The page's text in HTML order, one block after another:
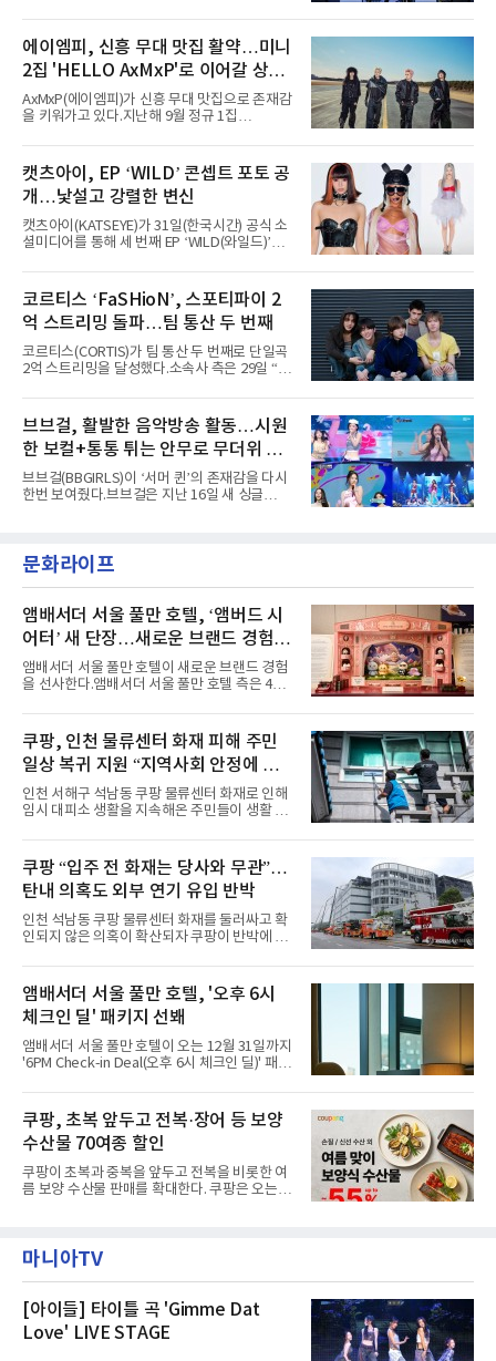
서 열린 ‘롤라팔루자 시카고’(Lollapalooza
Chicago)의 알리안츠 스테이지에 올랐다”며
“총 14곡으로 구성된 세트리스트를 선사, 데뷔 7
년 차다운 노련한 무대 매너와 파워풀한 에너지
로 현장의 분위기를 압도했다”고 밝혔다.1991
년 시작된 ‘롤라팔루자’는 8개 스테이지, 170여
팀의 아티스트와 40만 명 이상의 관객이 운집하
코르티스 등 K팝 스타들이 출연진 명단에 이름
을 올렸다.이날 에스파는
에이엠피, 신흥 무대 맛집 활약…미니
2집 'HELLO AxMxP'로 이어갈 상승
세
AxMxP(에이엠피)가 신흥 무대 맛집으로 존재감
을 키워가고 있다.지난해 9월 정규 1집
AxMxP는 데뷔 전부터 버스킹과 각종 페스티벌,
공연 무대에 오르며 실전 경험을 쌓아왔다.이들
은 소속사 패밀리 콘서트를 비롯해 '뷰티풀 민트
라이프 2025', '2025 부산국제록페스티벌' 등 대
형 무대에 잇달아 출연해 당찬 에너지와 풋풋한
매력으로 음악팬들의 눈도장을 찍었다.이후
AxMxP는 '카운트다운 판타지 2025-2026',
정적인 실력을 입증했고, 올해 '2026 어썸뮤직
페스티벌', '뷰티풀 민트 라이프 2026', '2026
캣츠아이, EP ‘WILD’ 콘셉트 포토 공
개…낯설고 강렬한 변신
캣츠아이(KATSEYE)가 31일(한국시간) 공식 소
셜미디어를 통해 세 번째 EP ‘WILD(와일드)’의
heart(와일드 하트)’라는 제목이 붙은 콘셉트 포
토에는 멤버들의 본능적이고 야성적인 면모가
강렬하게 담겼다. 짙은 아이섀도와 푸른빛·금빛·
붉은빛의 컬러 렌즈가 비현실적인 분위기를 자
아내고, 여러 원색이 불규칙하게 뒤섞인 멀티컬
러 헤어와 과감한 블루·블랙 립 메이크업이 낯설
고도 매혹적인 비주얼을 완성했다.스타일링 역
엣을 거침없이 결합했다. 멤버들은 각기 다른 개
성을 살린 스타일링을 선
코르티스 ‘FaSHioN’, 스포티파이 2
억 스트리밍 돌파…팀 통산 두 번째
코르티스(CORTIS)가 팀 통산 두 번째로 단일곡
2억 스트리밍을 달성했다.소속사 측은 29일 “코
벌 오디오·음원 스트리밍 플랫폼 스포티파이에
서 27일 자로 누적 재생 수 2억 회를 돌파했
다”고 밝혔다.곡이 발표된 지 약 10개월 만이다.
팀의 첫 번째 2억 스트리밍 곡은 동일 음반에 수
록된 ‘GO!’다. 이 노래는 공개 약 9개월 만인 지
난달 26일 자에 2억 고지를 밟았다. 이는 최근 5
년 내 데뷔한 보이그룹의 곡 중 최단기 2억 달성
했다. “내 티, 5 bucks 바지는, 만원” 등 멤버들
의 라이프 스타일
브브걸, 활발한 음악방송 활동…시원
한 보컬+통통 튀는 안무로 무더위 사
냥
브브걸(BBGIRLS)이 ‘서머 퀸’의 존재감을 다시
한번 보여줬다.브브걸은 지난 16일 새 싱글
MBC '쇼! 음악중심', SBS '인기가요' 등 주요 음
악방송 무대에 올라 화려한 퍼포먼스를 펼쳤다.
력을 앞세워 매 무대 색다른 볼거리를 선사했다.
특히 화사한 파스텔 톤의 비치웨어부터 청량한
마린룩, 햇살 아래 반짝이는 물결을 연상시키는
스커트, 강렬한 붉은 계열의 스타일링까지 각기
다른 매력을 선보였다. 브브걸은 다채로운 여름
패션을 완벽하게 소화하며 보
문화라이프
앰배서더 서울 풀만 호텔, ‘앰버드 시
어터’ 새 단장…새로운 브랜드 경험 선
사
앰배서더 서울 풀만 호텔이 새로운 브랜드 경험
을 선사한다.앰배서더 서울 풀만 호텔 측은 4일
이야기를 담은 인형 극장 콘셉트의 공간 ‘앰버드
시어터(Ambird Theater)’를 새롭게 선보인
다”고 밝혔다.앰배서더 서울 풀만 호텔은 로비
한편에 마련된 앰버드 존을 통해 앰버드의 세계
관을 소개해왔다. 앰버드 존은 앰버드가 우주여
행 중 수집한 다양한 굿즈를 전시한 '앰버드 플래
닛(Ambird Planet)과 계절별 플라워 연출로 사
라 극장을 모티브로 한 데코레이션으로 구성됐
다. 무대 공간 및 티켓 박스
쿠팡, 인천 물류센터 화재 피해 주민
일상 복귀 지원 “지역사회 안정에 총
력”
인천 서해구 석남동 쿠팡 물류센터 화재로 인해
임시 대피소 생활을 지속해온 주민들이 생활 터
필먼트서비스(CFS)가 지난 28일부터 화재 피해
주민을 대상으로 전문 출장 청소서비스 지원에
나섬으로써 본격적인 지역사회 복구 작업이 시
작된 것이다.대피소 주민 중심 청소 접수, 첫날
부터 2가구 지원 완료CFS는 신현초등학교, 신
현북초등학교, 신현여자중학교 등 인천 서해구
관내 임시 대피소 3곳에서 체류해온 화재 피해
민들의 호응 속에 CFS는 즉시 행동에 나섰다. 지
난 28일 오후 전문 청소업체와
쿠팡 “입주 전 화재는 당사와 무관”…
탄내 의혹도 외부 연기 유입 반박
인천 석남동 쿠팡 물류센터 화재를 둘러싸고 확
인되지 않은 의혹이 확산되자 쿠팡이 반박에 나
에 대해서는 외부 화재 연기 유입이라고 설명했
고, 2023년 같은 물류센터에서 발생한 화재에
대해서도 쿠팡 입주 전 공사 과정에서 벌어진 일
이라며 선을 그었다.쿠팡은 21일 인천 물류센터
내부에서 불이 타는 냄새가 났다는 의혹과 관련
해 “사실무근”이라는 입장을 밝혔다.회사 측은
“인근에서 지난 15일 다른 회사에서 발생한 대
것으로 확인됐다”고 설명했다.이어 “정확한 화
재 원인은 추후 조사될
앰배서더 서울 풀만 호텔, '오후 6시
체크인 딜' 패키지 선봬
앰배서더 서울 풀만 호텔이 오는 12월 31일까지
'6PM Check-in Deal(오후 6시 체크인 딜)' 패키
으로 여유로운 저녁 시간부터 호텔 스테이를 시
작할 수 있도록 준비됐다.앰배서더 서울 풀만 호
텔 측은 “퇴근 후 또는 주말 도심 속에서 짧지만
온전한 휴식을 원하는 고객들에게 특별한 경험
을 제공한다”고 밝혔다.패키지는 디럭스와 이그
제큐티브 두 가지 타입으로 구성된다. 디럭스 패
키지는 객실 1박(룸 온리)으로 심플한 호캉스를
스 센터 사우나 2인 이용 혜택이 포함된다.특히
클럽 앰배서더 라운지
쿠팡, 초복 앞두고 전복·장어 등 보양
수산물 70여종 할인
쿠팡이 초복과 중복을 앞두고 전복을 비롯한 여
름 보양 수산물 판매를 확대한다. 쿠팡은 오는
우 등이 포함됐다. 쿠팡은 올해 큰 크기의 전복
생산량이 늘어난 점을 반영해 주요 산지 상품을
전복은 산지에서 채취한 뒤 전국으로 직송되는
방식으로 운영된다. 신선도가 중요한 상품인 만
큼 이르면 다음 날 오전 배송이 가능하도록 물류
마니아TV
[아이들] 타이틀 곡 'Gimme Dat
Love' LIVE STAGE